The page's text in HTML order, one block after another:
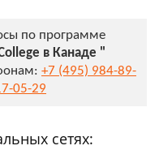
по программе
в Канаде "
+7 (495) 984-89-
05-29
сетях: